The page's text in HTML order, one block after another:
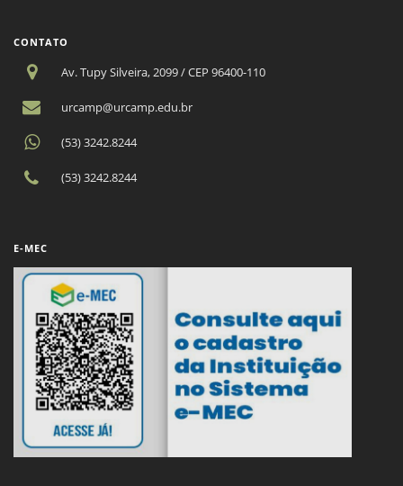
CONTATO
Av. Tupy Silveira, 2099 / CEP 96400-110
urcamp@urcamp.edu.br
(53) 3242.8244
(53) 3242.8244
E-MEC